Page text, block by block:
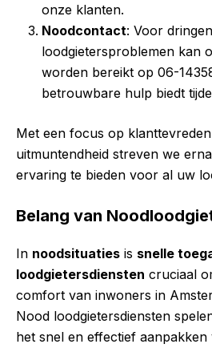
onze klanten.
Noodcontact: Voor
loodgietersproblemen kan
worden bereikt op 06-
betrouwbare hulp biedt
Met een focus op
uitmuntendheid streven we
ervaring te bieden voor al uw
Belang van
In noodsituaties is snelle
loodgietersdiensten cruciaal
comfort van inwoners in
Nood loodgietersdiensten
het snel en effectief